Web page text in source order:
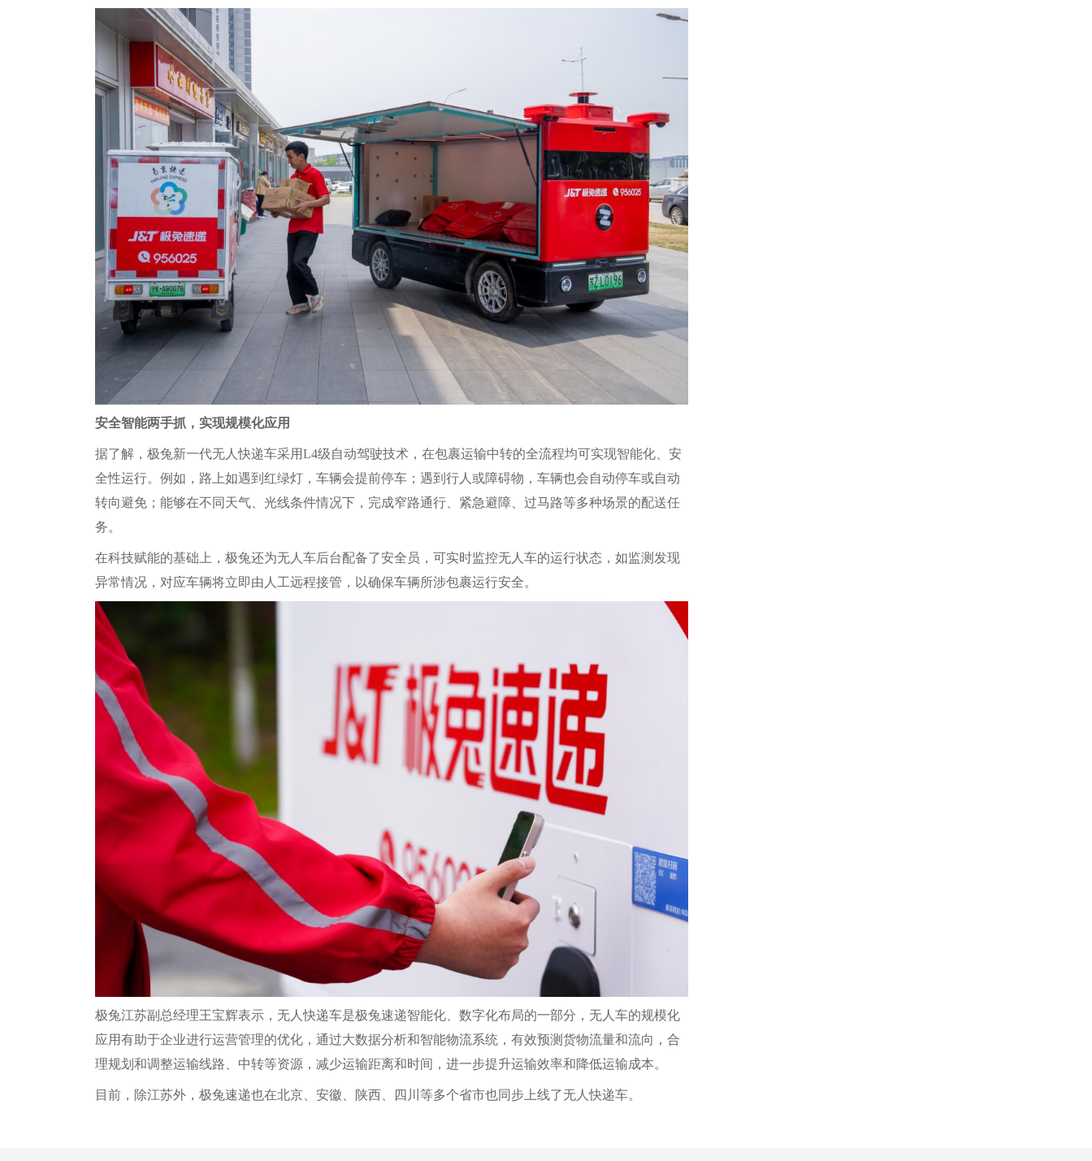
安全智能两手抓，实现规模化应用
据了解，极兔新一代无人快递车采用L4级自动驾驶技术，在包裹运输中转的全流程均可实现智能化、安
全性运行。例如，路上如遇到红绿灯，车辆会提前停车；遇到行人或障碍物，车辆也会自动停车或自动
转向避免；能够在不同天气、光线条件情况下，完成窄路通行、紧急避障、过马路等多种场景的配送任
务。
在科技赋能的基础上，极兔还为无人车后台配备了安全员，可实时监控无人车的运行状态，如监测发现
异常情况，对应车辆将立即由人工远程接管，以确保车辆所涉包裹运行安全。
极兔江苏副总经理王宝辉表示，无人快递车是极兔速递智能化、数字化布局的一部分，无人车的规模化
应用有助于企业进行运营管理的优化，通过大数据分析和智能物流系统，有效预测货物流量和流向，合
理规划和调整运输线路、中转等资源，减少运输距离和时间，进一步提升运输效率和降低运输成本。
目前，除江苏外，极兔速递也在北京、安徽、陕西、四川等多个省市也同步上线了无人快递车。